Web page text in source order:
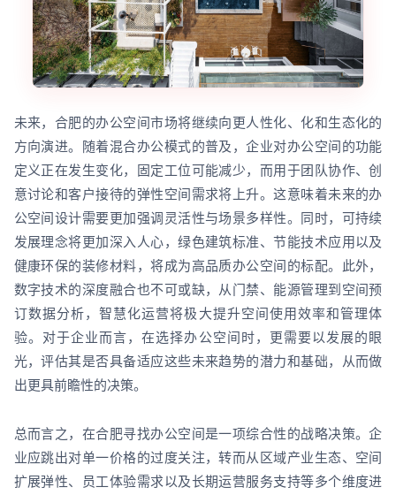
未来，合肥的办公空间市场将继续向更人性化、化和生态化的
方向演进。随着混合办公模式的普及，企业对办公空间的功能
定义正在发生变化，固定工位可能减少，而用于团队协作、创
意讨论和客户接待的弹性空间需求将上升。这意味着未来的办
公空间设计需要更加强调灵活性与场景多样性。同时，可持续
发展理念将更加深入人心，绿色建筑标准、节能技术应用以及
健康环保的装修材料，将成为高品质办公空间的标配。此外，
数字技术的深度融合也不可或缺，从门禁、能源管理到空间预
订数据分析，智慧化运营将极大提升空间使用效率和管理体
验。对于企业而言，在选择办公空间时，更需要以发展的眼
光，评估其是否具备适应这些未来趋势的潜力和基础，从而做
出更具前瞻性的决策。
总而言之，在合肥寻找办公空间是一项综合性的战略决策。企
业应跳出对单一价格的过度关注，转而从区域产业生态、空间
扩展弹性、员工体验需求以及长期运营服务支持等多个维度进